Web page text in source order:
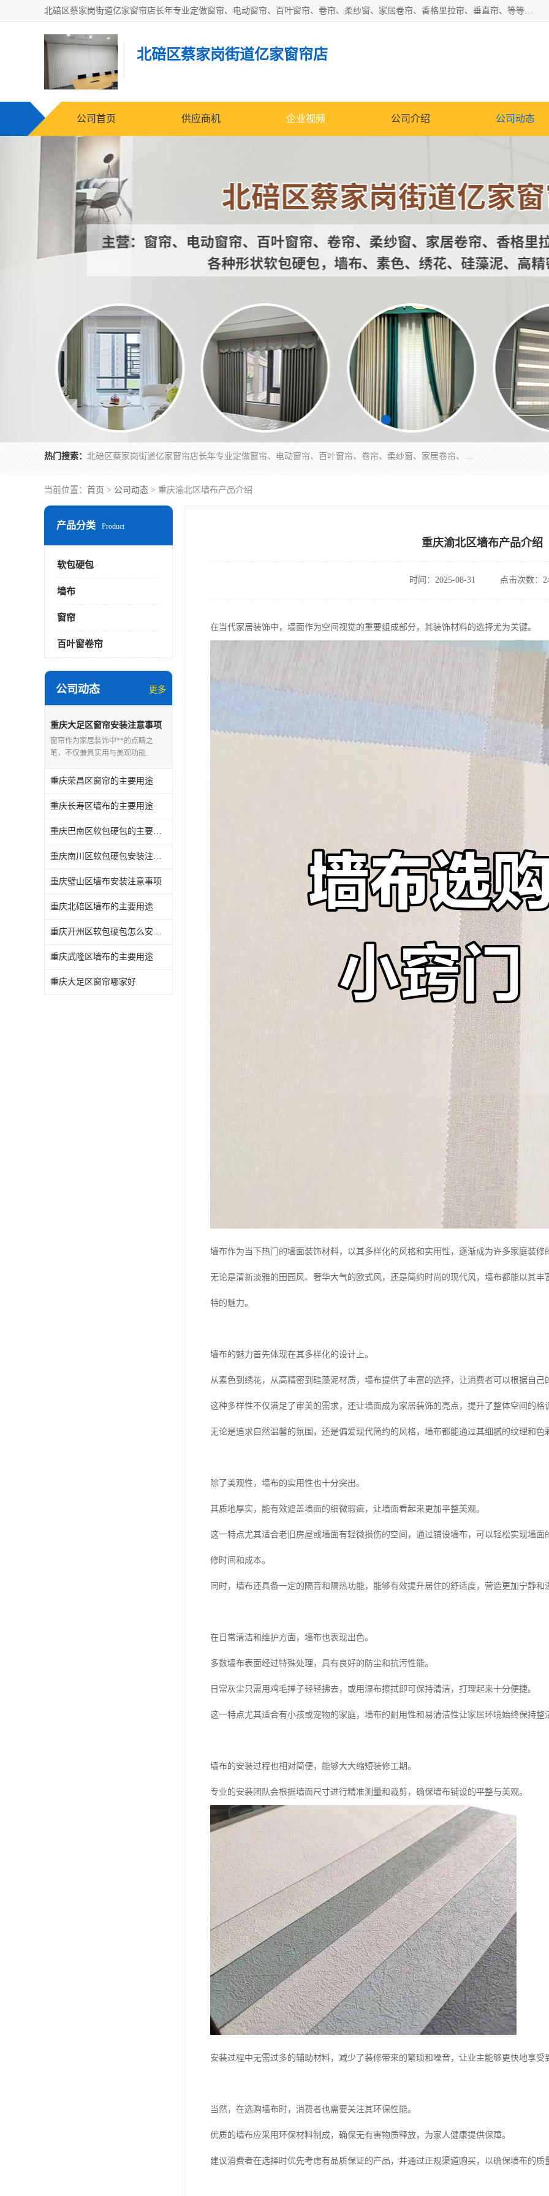
北碚区蔡家岗街道亿家窗帘店长年专业定做窗帘、电动窗帘、百叶窗帘、卷帘、柔纱窗、家居卷帘、香格里拉帘、垂直帘、等等，软包、各种形状软包硬包，墙布、素色、绣花、硅藻泥、高精密各种墙布，免费测量、免费安装，欢迎咨询
北碚区蔡家岗街道亿家窗帘店
公司首页 供应商机 企业视频 公司介绍 公司动态
热门搜索： 北碚区蔡家岗街道亿家窗帘店长年专业定做窗帘、电动窗帘、百叶窗帘、卷帘、柔纱窗、家居卷帘、香格里拉帘、垂直帘、等等，软包、各种形状软包硬包，墙布、素色、绣花、硅藻泥、高精密各种墙布，免费测量、免费安装，欢迎咨询
当前位置： 首页 > 公司动态 > 重庆渝北区墙布产品介绍
产品分类 Product
软包硬包
墙布
窗帘
百叶窗卷帘
公司动态 更多
重庆大足区窗帘安装注意事项
窗帘作为家居装饰中**的点睛之
笔，不仅兼具实用与美观功能..
重庆荣昌区窗帘的主要用途
重庆长寿区墙布的主要用途
重庆巴南区软包硬包的主要用途
重庆南川区软包硬包安装注意事项
重庆璧山区墙布安装注意事项
重庆北碚区墙布的主要用途
重庆开州区软包硬包怎么安装与维护
重庆武隆区墙布的主要用途
重庆大足区窗帘哪家好
重庆渝北区墙布产品介绍
时间：2025-08-31 点击次数：
在当代家居装饰中，墙面作为空间视觉的重要组成部分，其装饰材料的选择尤为关键。
墙布作为当下热门的墙面装饰材料，以其多样化的风格和实用性，逐渐成为许多家庭装修
无论是清新淡雅的田园风、奢华大气的欧式风，还是简约时尚的现代风，墙布都能以其
特的魅力。
墙布的魅力首先体现在其多样化的设计上。
从素色到绣花，从高精密到硅藻泥材质，墙布提供了丰富的选择，让消费者可以根据自
这种多样性不仅满足了审美的需求，还让墙面成为家居装饰的亮点，提升了整体空间的格
无论是追求自然温馨的氛围，还是偏爱现代简约的风格，墙布都能通过其细腻的纹理和
除了美观性，墙布的实用性也十分突出。
其质地厚实，能有效遮盖墙面的细微瑕疵，让墙面看起来更加平整美观。
这一特点尤其适合老旧房屋或墙面有轻微损伤的空间，通过铺设墙布，可以轻松实现墙
修时间和成本。
同时，墙布还具备一定的隔音和隔热功能，能够有效提升居住的舒适度，营造更加宁静和
在日常清洁和维护方面，墙布也表现出色。
多数墙布表面经过特殊处理，具有良好的防尘和抗污性能。
日常灰尘只需用鸡毛掸子轻轻拂去，或用湿布擦拭即可保持清洁，打理起来十分便捷。
这一特点尤其适合有小孩或宠物的家庭，墙布的耐用性和易清洁性让家居环境始终保持整
墙布的安装过程也相对简便，能够大大缩短装修工期。
专业的安装团队会根据墙面尺寸进行精准测量和裁剪，确保墙布铺设的平整与美观。
安装过程中无需过多的辅助材料，减少了装修带来的繁琐和噪音，让业主能够更快地享受
当然，在选购墙布时，消费者也需要关注其环保性能。
优质的墙布应采用环保材料制成，确保无有害物质释放，为家人健康提供保障。
建议消费者在选择时优先考虑有品质保证的产品，并通过正规渠道购买，以确保墙布的质